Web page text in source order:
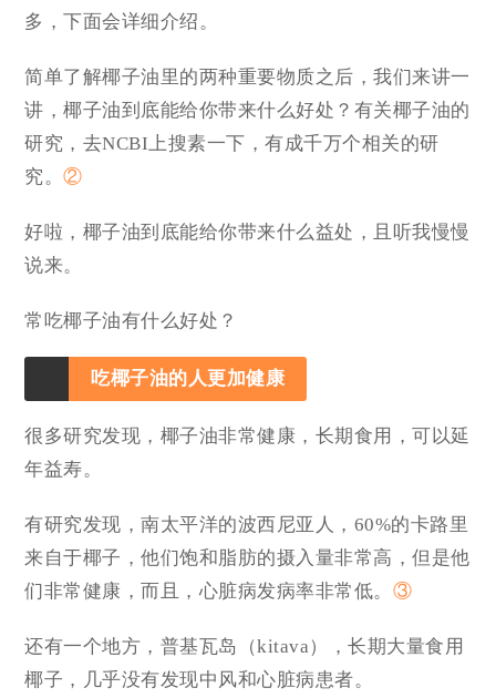
多，下面会详细介绍。
简单了解椰子油里的两种重要物质之后，我们来讲一
讲，椰子油到底能给你带来什么好处？有关椰子油的
研究，去NCBI上搜素一下，有成千万个相关的研
究。②
好啦，椰子油到底能给你带来什么益处，且听我慢慢
说来。
常吃椰子油有什么好处？
吃椰子油的人更加健康
很多研究发现，椰子油非常健康，长期食用，可以延
年益寿。
有研究发现，南太平洋的波西尼亚人，60%的卡路里
来自于椰子，他们饱和脂肪的摄入量非常高，但是他
们非常健康，而且，心脏病发病率非常低。 ③
还有一个地方，普基瓦岛（kitava），长期大量食用
椰子，几乎没有发现中风和心脏病患者。